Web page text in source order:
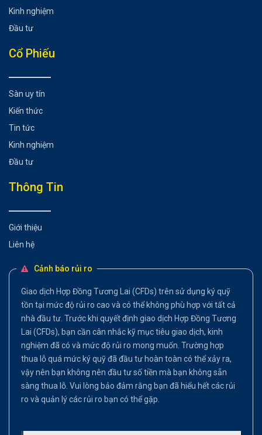
Kinh nghiệm
Đầu tư
Cổ Phiếu
Sàn uy tín
Kiến thức
Tin tức
Kinh nghiệm
Đầu tư
Thông Tin
Giới thiệu
Liên hệ
Cảnh báo rủi ro
Giao dịch Hợp Đồng Tương Lai (CFDs) trên sử dụng ký quỹ
tồn tại mức độ rủi ro cao và có thể không phù hợp với tất cả
nhà đầu tư. Trước khi quyết định giao dịch Hợp Đồng Tương
Lai (CFDs), bạn cần cân nhắc kỹ mục tiêu giao dịch, kinh
nghiệm đã có và mức độ rủi ro mong muốn. Trường hợp
thua lỗ quá mức ký quỹ đã đầu tư hoàn toàn có thể xảy ra,
vậy nên bạn không nên đầu tư số tiền mà bạn không sẵn
sàng thua lỗ. Vui lòng bảo đảm rằng bạn đã hiểu hết các rủi
ro và quản lý các rủi ro bạn có thể gặp.